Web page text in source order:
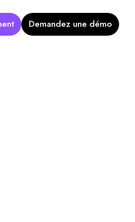
Demandez une démo